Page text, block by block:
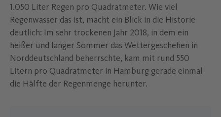
1.050 Liter Regen pro Quadratmeter. Wie viel
Regenwasser das ist, macht ein Blick in die Historie
deutlich: Im sehr trockenen Jahr 2018, in dem ein
heißer und langer Sommer das Wettergeschehen in
Norddeutschland beherrschte, kam mit rund 550
Litern pro Quadratmeter in Hamburg gerade einmal
die Hälfte der Regenmenge herunter.